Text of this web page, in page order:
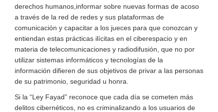
derechos humanos informar sobre nuevas formas de acoso
a través de la red de redes y sus plataformas de
comunicación y capacitar a los jueces para que conozcan y
entiendan estas prácticas ilícitas en el ciberespacio y en
materia de telecomunicaciones y radiodifusión , que no por
utilizar sistemas informáticos y tecnologías de la
información difieren de sus objetivos de privar a las personas
de su patrimonio, seguridad u honra
Si la “Ley Fayad” reconoce que cada día se cometen más
delitos cibernéticos, no es criminalizando a los usuarios de